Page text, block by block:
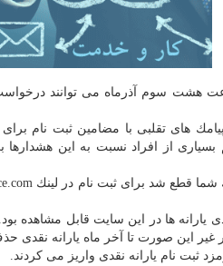
هشت سوم آذرماه می توانند
های تقلبی با مضامین ثبت نام
از افراد نسبت به این
یارانه ها در این سایت قابل مشاهده
غیر این صورت تا آخر ماه یارانه